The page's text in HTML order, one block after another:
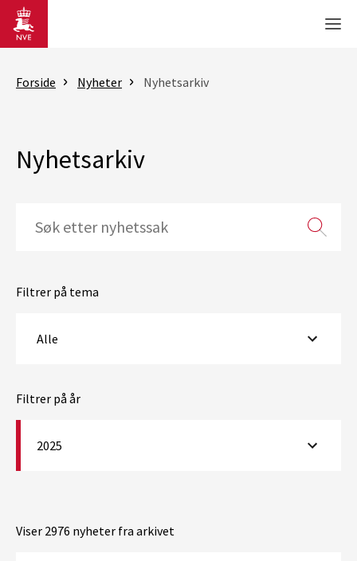
Gå til hovedinnhold
Forside Nyheter Nyhetsarkiv
Nyhetsarkiv
Filtrer på tema
Alle
Filtrer på år
2025
Viser 2976 nyheter fra arkivet